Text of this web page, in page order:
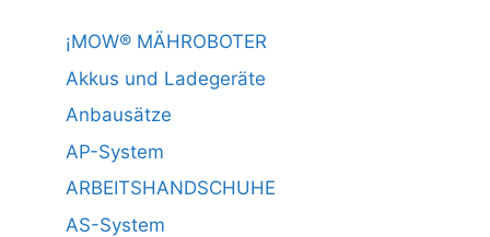
¡MOW® MÄHROBOTER
Akkus und Ladegeräte
Anbausätze
AP-System
ARBEITSHANDSCHUHE
AS-System